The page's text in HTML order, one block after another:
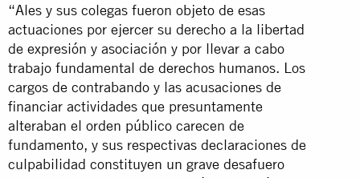
“Ales y sus colegas fueron objeto de esas
actuaciones por ejercer su derecho a la libertad
de expresión y asociación y por llevar a cabo
trabajo fundamental de derechos humanos. Los
cargos de contrabando y las acusaciones de
financiar actividades que presuntamente
alteraban el orden público carecen de
fundamento, y sus respectivas declaraciones de
culpabilidad constituyen un grave desafuero